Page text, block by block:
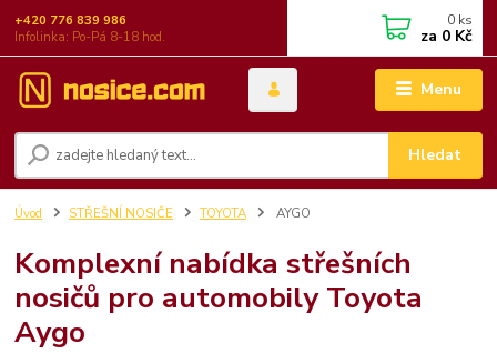
Menu
Hledat
+420 776 839 986
Infolinka: Po-Pá 8-18 hod.
0 ks
za 0 Kč
Úvod STŘEŠNÍ NOSIČE TOYOTA AYGO
Komplexní nabídka střešních
nosičů pro automobily Toyota
Aygo